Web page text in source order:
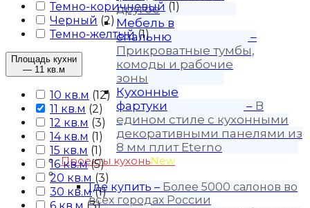
другое
Мебель в
спальню
–
Прикроватные тумбы,
комоды и рабочие
зоны
Кухонные
фартуки
– В
едином стиле с кухонными
декоративными панелями из
8 мм плит Eterno
Проекты кухоньNew
Покупателю
Где купить – Более 5000 салонов во
всех городах России
Темно-коричневый (1)
Черный (2)
Темно-желтый (1)
Площадь кухни
— 11 кв.м
10 кв.м (12)
11 кв.м (2)
12 кв.м (3)
14 кв.м (1)
15 кв.м (1)
16 кв.м (5)
20 кв.м (3)
30 кв.м (1)